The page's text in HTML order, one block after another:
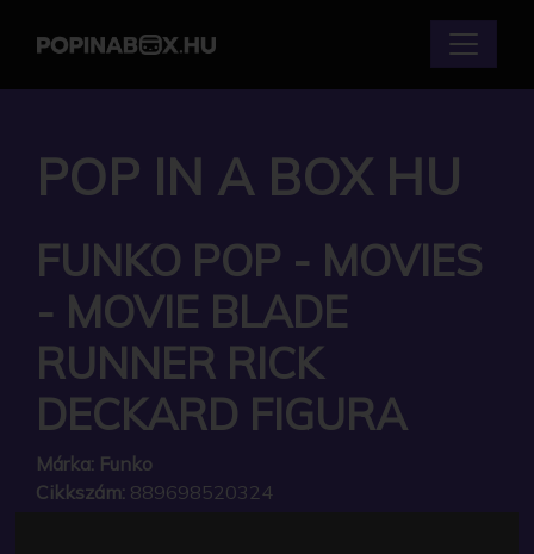
POP IN A BOX HU
FUNKO POP - MOVIES
- MOVIE BLADE
RUNNER RICK
DECKARD FIGURA
Márka: Funko
Cikkszám: 889698520324